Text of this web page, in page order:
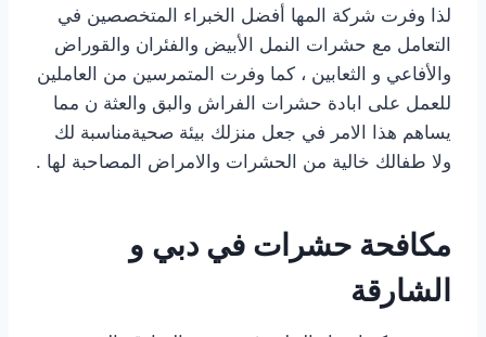
لذا وفرت شركة المها أفضل الخبراء المتخصصين في
التعامل مع حشرات النمل الأبيض والفئران والقوراض
والأفاعي و الثعابين ، كما وفرت المتمرسين من العاملين
للعمل على ابادة حشرات الفراش والبق والعثة ن مما
يساهم هذا الامر في جعل منزلك بيئة صحيةمناسبة لك
ولا طفالك خالية من الحشرات والامراض المصاحبة لها .
مكافحة حشرات في دبي و
الشارقة